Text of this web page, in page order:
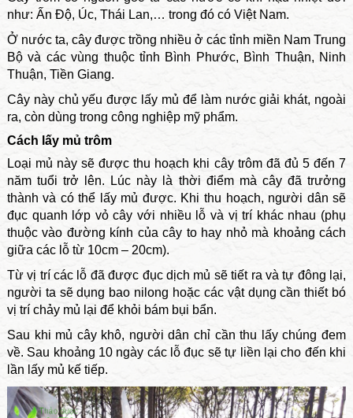
như: Ấn Độ, Úc, Thái Lan,… trong đó có Việt Nam.
Ở nước ta, cây được trồng nhiều ở các tỉnh miền Nam Trung
Bộ và các vùng thuộc tỉnh Bình Phước, Bình Thuận, Ninh
Thuận, Tiền Giang.
Cây này chủ yếu được lấy mủ để làm nước giải khát, ngoài
ra, còn dùng trong công nghiệp mỹ phẩm.
Cách lấy mủ trôm
Loại mủ này sẽ được thu hoạch khi cây trôm đã đủ 5 đến 7
năm tuổi trở lên. Lúc này là thời điểm mà cây đã trưởng
thành và có thể lấy mủ được. Khi thu hoạch, người dân sẽ
đục quanh lớp vỏ cây với nhiều lỗ và vị trí khác nhau (phụ
thuộc vào đường kính của cây to hay nhỏ mà khoảng cách
giữa các lỗ từ 10cm – 20cm).
Từ vị trí các lỗ đã được đục dịch mủ sẽ tiết ra và tự đông lại,
người ta sẽ dụng bao nilong hoặc các vật dụng cần thiết bó
vị trí chảy mủ lại để khỏi bám bụi bẩn.
Sau khi mủ cây khô, người dân chỉ cần thu lấy chúng đem
về. Sau khoảng 10 ngày các lỗ đục sẽ tự liền lại cho đến khi
lần lấy mủ kế tiếp.